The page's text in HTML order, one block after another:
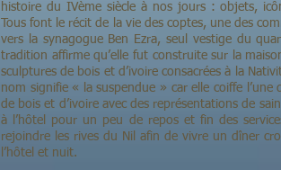
histoire du IVème siècle à nos jours : objets,
Tous font le récit de la vie des coptes, une des
vers la synagogue Ben Ezra, seul vestige du
tradition affirme qu’elle fut construite sur la
sculptures de bois et d’ivoire consacrées à la
nom signifie « la suspendue » car elle coiffe
de bois et d’ivoire avec des représentations de
à l’hôtel pour un peu de repos et fin des
rejoindre les rives du Nil afin de vivre un dîner
l’hôtel et nuit.